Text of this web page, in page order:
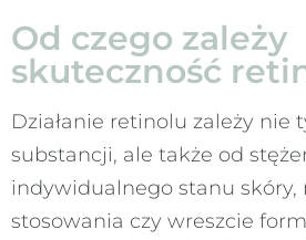
Od czego zależy
skuteczność
Działanie retinolu zależy nie
substancji, ale także od
indywidualnego stanu skóry,
stosowania czy wreszcie